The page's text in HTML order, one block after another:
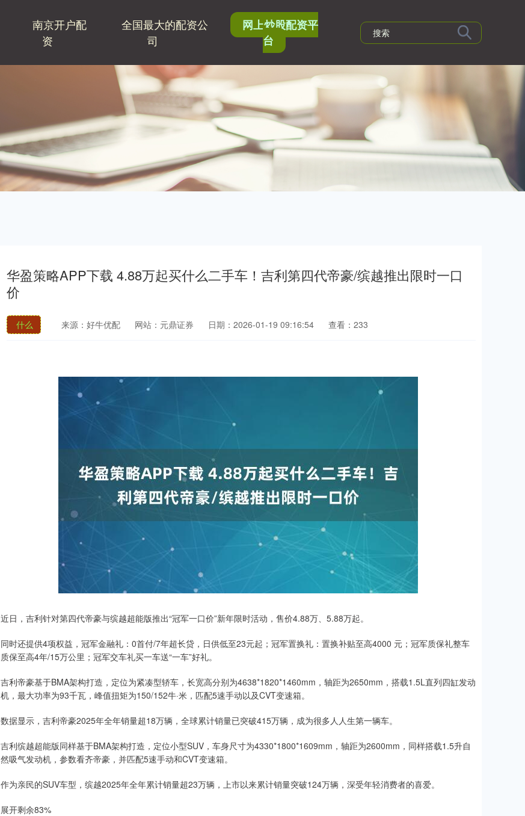
南京开户配
资
全国最大的配资公
司
网上炒股配资平
台
华盈策略APP下载 4.88万起买什么二手车！吉利第四代帝豪/缤越推出限时一口
价
什么 来源：好牛优配 网站：元鼎证券 日期：2026-01-19 09:16:54 查看：233
近日，吉利针对第四代帝豪与缤越超能版推出“冠军一口价”新年限时活动，售价4.88万、5.88万起。
同时还提供4项权益，冠军金融礼：0首付/7年超长贷，日供低至23元起；冠军置换礼：置换补贴至高4000 元；冠军质保礼整车
质保至高4年/15万公里；冠军交车礼买一车送“一车”好礼。
吉利帝豪基于BMA架构打造，定位为紧凑型轿车，长宽高分别为4638*1820*1460mm，轴距为2650mm，搭载1.5L直列四缸发动
机，最大功率为93千瓦，峰值扭矩为150/152牛·米，匹配5速手动以及CVT变速箱。
数据显示，吉利帝豪2025年全年销量超18万辆，全球累计销量已突破415万辆，成为很多人人生第一辆车。
吉利缤越超能版同样基于BMA架构打造，定位小型SUV，车身尺寸为4330*1800*1609mm，轴距为2600mm，同样搭载1.5升自
然吸气发动机，参数看齐帝豪，并匹配5速手动和CVT变速箱。
作为亲民的SUV车型，缤越2025年全年累计销量超23万辆，上市以来累计销量突破124万辆，深受年轻消费者的喜爱。
展开剩余83%